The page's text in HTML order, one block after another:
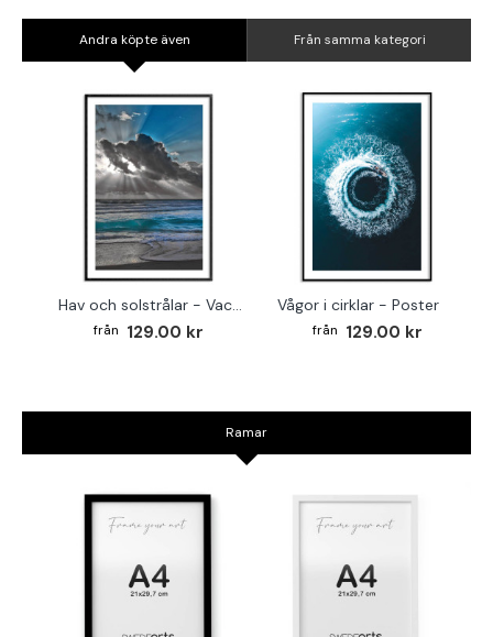
Andra köpte även Från samma kategori
Hav och solstrålar - Vacker naturtavla
129.00 kr
Vågor i cirklar - Poster
129.00 kr
Ramar